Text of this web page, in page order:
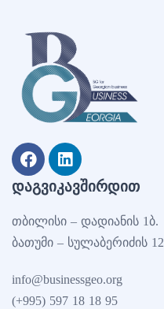
ᲓᲐᲒᲕᲘᲙᲐᲕᲨᲘᲠᲓᲘᲗ
თბილისი – დადიანის 1ბ.
ბათუმი – სულაბერიძის 12
info@businessgeo.org
(+995) 597 18 18 95